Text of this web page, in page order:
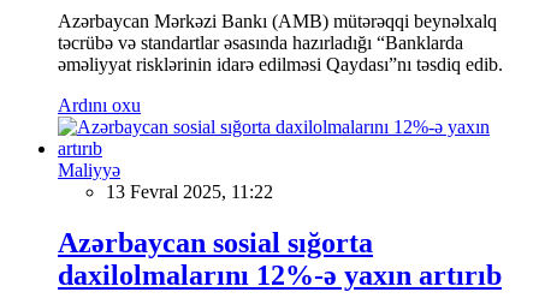
Azərbaycan Mərkəzi Bankı (AMB) mütərəqqi beynəlxalq
təcrübə və standartlar əsasında hazırladığı “Banklarda
əməliyyat risklərinin idarə edilməsi Qaydası”nı təsdiq edib.
Ardını oxu
Maliyyə
13 Fevral 2025, 11:22
Azərbaycan sosial sığorta
daxilolmalarını 12%-ə yaxın artırıb